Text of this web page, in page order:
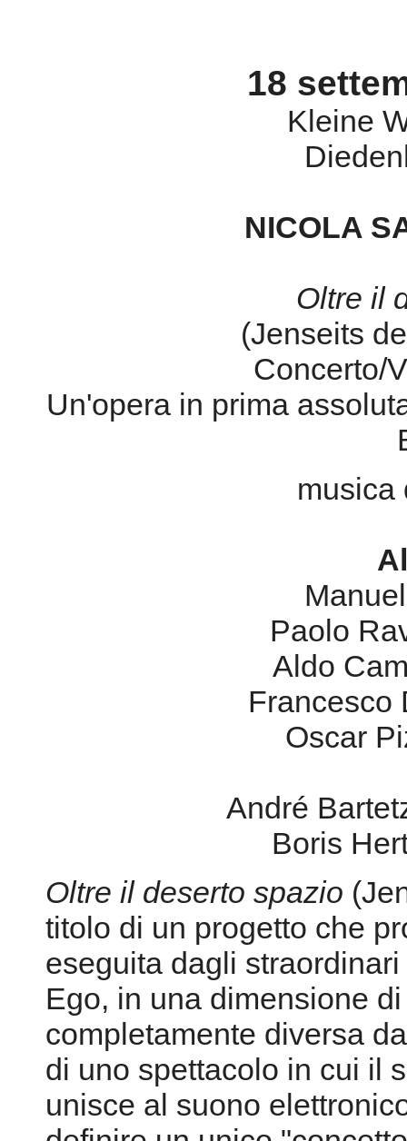
18
Kleine
NICOLA
Oltre il
(Jenseits
Concerto/
Un'opera in prima
musica
Paolo
Aldo
Francesco
Oscar
André
Boris
Oltre il deserto spazio
titolo di un progetto che
eseguita dagli
Ego, in una dimensione
completamente diversa
di uno spettacolo in cui il
unisce al suono